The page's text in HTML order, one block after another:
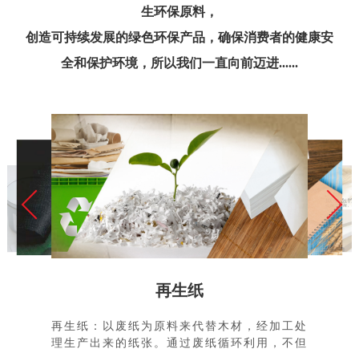
生环保原料，
创造可持续发展的绿色环保产品，确保消费者的健康安
全和保护环境，所以我们一直向前迈进......
再生纸
再生纸：以废纸为原料来代替木材，经加工处
理生产出来的纸张。通过废纸循环利用，不但